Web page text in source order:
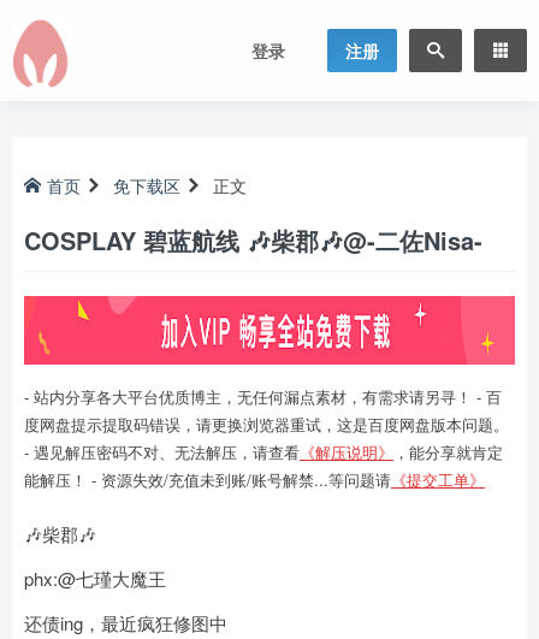
登录 注册
首页 免下载区 正文
COSPLAY 碧蓝航线 🎶柴郡🎶@-二佐Nisa-
- 站内分享各大平台优质博主，无任何漏点素材，有需求请另寻！ - 百
度网盘提示提取码错误，请更换浏览器重试，这是百度网盘版本问题。
- 遇见解压密码不对、无法解压，请查看 《解压说明》
，能分享就肯定
能解压！ - 资源失效/充值未到账/账号解禁...等问题请 《提交工单》
🎶柴郡🎶
phx:@七瑾大魔王
还债ing，最近疯狂修图中 ​​​